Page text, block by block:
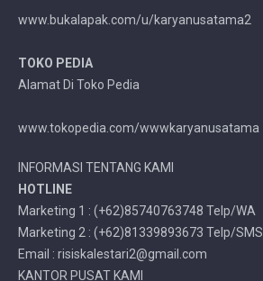
www.bukalapak.com/u/karyanusatama2
TOKO PEDIA
Alamat Di Toko Pedia
www.tokopedia.com/wwwkaryanusatama
INFORMASI TENTANG KAMI
HOTLINE
Marketing 1 : (+62)85740763748 Telp/WA
Marketing 2 : (+62)81339893673 Telp/SMS
Email : risiskalestari2@gmail.com
KANTOR PUSAT KAMI